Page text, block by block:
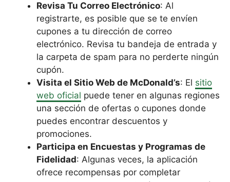
Revisa Tu Correo Electrónico: Al
registrarte, es posible que se te envíen
cupones a tu dirección de correo
electrónico. Revisa tu bandeja de entrada y
la carpeta de spam para no perderte ningún
cupón.
Visita el Sitio Web de McDonald’s: El sitio
web oficial puede tener en algunas regiones
una sección de ofertas o cupones donde
puedes encontrar descuentos y
promociones.
Participa en Encuestas y Programas de
Fidelidad: Algunas veces, la aplicación
ofrece recompensas por completar